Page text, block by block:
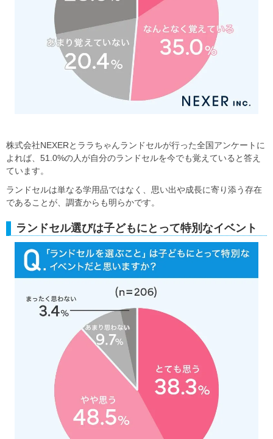
株式会社NEXERとララちゃんランドセルが行った全国アンケートに
よれば、51.0%の人が自分のランドセルを今でも覚えていると答え
ています。
ランドセルは単なる学用品ではなく、思い出や成長に寄り添う存在
であることが、調査からも明らかです。
ランドセル選びは子どもにとって特別なイベント